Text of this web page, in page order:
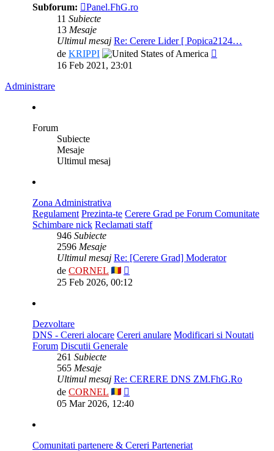
Subforum:
Panel.FhG.ro
11 Subiecte
13 Mesaje
Ultimul mesaj Re: Cerere Lider [ Popica2124…
de KRIPPI
16 Feb 2021, 23:01
Administrare
Forum
Subiecte
Mesaje
Ultimul mesaj
Zona Administrativa
Regulament Prezinta-te Cerere Grad pe Forum Comunitate
Schimbare nick Reclamati staff
946 Subiecte
2596 Mesaje
Ultimul mesaj Re: [Cerere Grad] Moderator
de CORNEL
ultimul
25 Feb 2026, 00:12
Dezvoltare
DNS - Cereri alocare Cereri anulare Modificari si Noutati
Forum Discutii Generale
261 Subiecte
565 Mesaje
Ultimul mesaj Re: CERERE DNS ZM.FhG.Ro
de CORNEL
ultimul
05 Mar 2026, 12:40
Comunitati partenere & Cereri Parteneriat